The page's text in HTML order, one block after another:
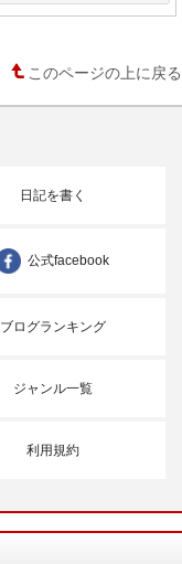
このページの上に戻る
日記を書く
公式facebook
ブログランキング
ジャンル一覧
利用規約